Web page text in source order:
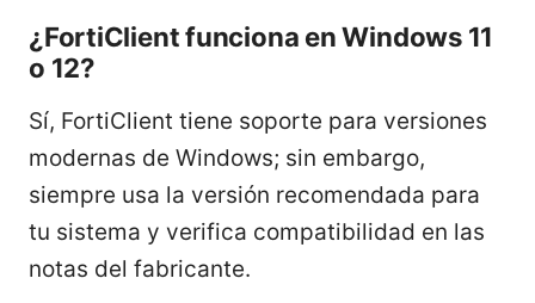
¿FortiClient funciona en Windows 11
o 12?
Sí, FortiClient tiene soporte para versiones
modernas de Windows; sin embargo,
siempre usa la versión recomendada para
tu sistema y verifica compatibilidad en las
notas del fabricante.